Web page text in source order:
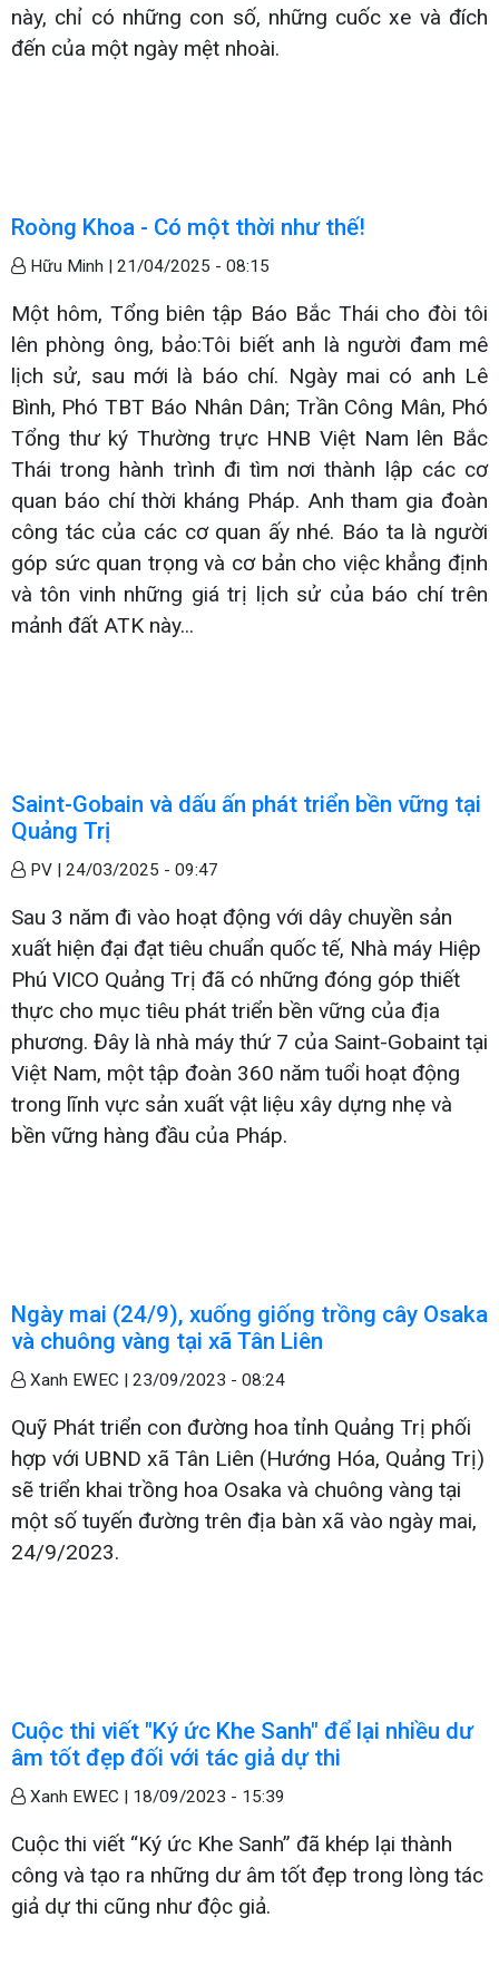
này, chỉ có những con số, những cuốc xe và đích
đến của một ngày mệt nhoài.
Roòng Khoa - Có một thời như thế!
Hữu Minh | 21/04/2025 - 08:15
Một hôm, Tổng biên tập Báo Bắc Thái cho đòi tôi
lên phòng ông, bảo:Tôi biết anh là người đam mê
lịch sử, sau mới là báo chí. Ngày mai có anh Lê
Bình, Phó TBT Báo Nhân Dân; Trần Công Mân, Phó
Tổng thư ký Thường trực HNB Việt Nam lên Bắc
Thái trong hành trình đi tìm nơi thành lập các cơ
quan báo chí thời kháng Pháp. Anh tham gia đoàn
công tác của các cơ quan ấy nhé. Báo ta là người
góp sức quan trọng và cơ bản cho việc khẳng định
và tôn vinh những giá trị lịch sử của báo chí trên
mảnh đất ATK này...
Saint-Gobain và dấu ấn phát triển bền vững tại
Quảng Trị
PV | 24/03/2025 - 09:47
Sau 3 năm đi vào hoạt động với dây chuyền sản
xuất hiện đại đạt tiêu chuẩn quốc tế, Nhà máy Hiệp
Phú VICO Quảng Trị đã có những đóng góp thiết
thực cho mục tiêu phát triển bền vững của địa
phương. Đây là nhà máy thứ 7 của Saint-Gobaint tại
Việt Nam, một tập đoàn 360 năm tuổi hoạt động
trong lĩnh vực sản xuất vật liệu xây dựng nhẹ và
bền vững hàng đầu của Pháp.
Ngày mai (24/9), xuống giống trồng cây Osaka
và chuông vàng tại xã Tân Liên
Xanh EWEC | 23/09/2023 - 08:24
Quỹ Phát triển con đường hoa tỉnh Quảng Trị phối
hợp với UBND xã Tân Liên (Hướng Hóa, Quảng Trị)
sẽ triển khai trồng hoa Osaka và chuông vàng tại
một số tuyến đường trên địa bàn xã vào ngày mai,
24/9/2023.
Cuộc thi viết "Ký ức Khe Sanh" để lại nhiều dư
âm tốt đẹp đối với tác giả dự thi
Xanh EWEC | 18/09/2023 - 15:39
Cuộc thi viết “Ký ức Khe Sanh” đã khép lại thành
công và tạo ra những dư âm tốt đẹp trong lòng tác
giả dự thi cũng như độc giả.